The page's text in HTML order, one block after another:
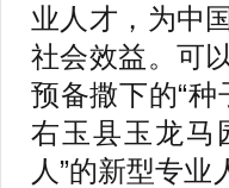
业人才，为中
社会效益。可
预备撒下的“
右玉县玉龙马
人”的新型专